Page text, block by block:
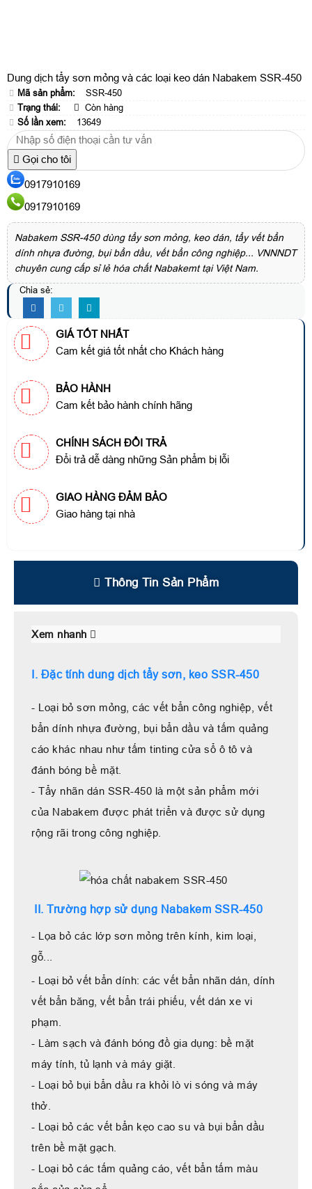
Dung dịch tẩy sơn mỏng và các loại keo dán Nabakem SSR-450
Mã sản phẩm:
SSR-450
Trạng thái:
Còn hàng
Số lần xem:
13649
Gọi cho tôi
0917910169
0917910169
Nabakem SSR-450 dùng tẩy sơn mỏng, keo dán, tẩy vết bẩn
dính nhựa đường, bụi bẩn dầu, vết bẩn công nghiệp... VNNNDT
chuyên cung cấp sỉ lẻ hóa chất Nabakemt tại Việt Nam.
Chia sẻ:
GIÁ TỐT NHẤT
Cam kết giá tốt nhất cho Khách hàng
BẢO HÀNH
Cam kết bảo hành chính hãng
CHÍNH SÁCH ĐỔI TRẢ
Đổi trả dễ dàng những Sản phẩm bị lỗi
GIAO HÀNG ĐẢM BẢO
Giao hàng tại nhà
Thông Tin Sản Phẩm
Xem nhanh
I. Đặc tính dung dịch tẩy sơn, keo SSR-450
- Loại bỏ sơn mỏng, các vết bẩn công nghiệp, vết
bẩn dính nhựa đường, bụi bẩn dầu và tấm quảng
cáo khác nhau như tấm tinting cửa sổ ô tô và
đánh bóng bề mặt.
- Tẩy nhãn dán SSR-450 là một sản phẩm mới
của Nabakem được phát triển và được sử dụng
rộng rãi trong công nghiệp.
II. Trường hợp sử dụng Nabakem SSR-450
- Lọa bỏ các lớp sơn mỏng trên kính, kim loại,
gỗ...
- Loại bỏ vết bẩn dính: các vết bẩn nhãn dán, dính
vết bẩn băng, vết bẩn trái phiếu, vết dán xe vi
phạm.
- Làm sạch và đánh bóng đồ gia dụng: bề mặt
máy tính, tủ lạnh và máy giặt.
- Loại bỏ bụi bẩn dầu ra khỏi lò vi sóng và máy
thở.
- Loại bỏ các vết bẩn kẹo cao su và bụi bẩn dầu
trên bề mặt gạch.
- Loại bỏ các tấm quảng cáo, vết bẩn tấm màu